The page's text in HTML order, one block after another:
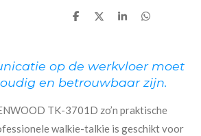
D
n
D
S
D
op de werkvloer moet
en betrouwbaar zijn.
TK-3701D zo’n praktische
walkie-talkie is geschikt voor